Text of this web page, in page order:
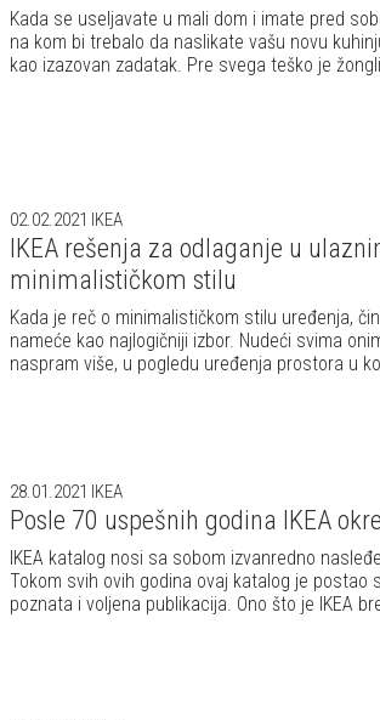
Kada se useljavate u mali dom i imate pred
na kom bi trebalo da naslikate vašu novu
kao izazovan zadatak. Pre svega teško je
02.02.2021 IKEA
IKEA rešenja za odlaganje u
minimalističkom stilu
Kada je reč o minimalističkom stilu uređenja,
nameće kao najlogičniji izbor. Nudeći svima
naspram više, u pogledu uređenja prostora u
28.01.2021 IKEA
Posle 70 uspešnih godina IKEA
IKEA katalog nosi sa sobom izvanredno
Tokom svih ovih godina ovaj katalog je postao
poznata i voljena publikacija. Ono što je IKEA